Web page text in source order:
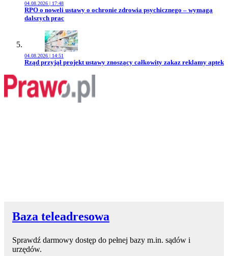
04.08.2026 | 17:48
Przejdź do artykułu:
RPO o noweli ustawy o ochronie zdrowia psychicznego – wymaga
dalszych prac
04.08.2026 | 14:51
Przejdź do artykułu:
Rząd przyjął projekt ustawy znoszący całkowity zakaz reklamy aptek
Baza teleadresowa
Sprawdź darmowy dostęp do pełnej bazy m.in. sądów i
urzędów.